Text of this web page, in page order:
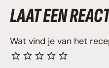
LAAT EEN
Wat vind je van het